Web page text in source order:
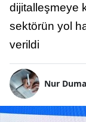
dijitalleşmeye
sektörün yol
verildi
Nur